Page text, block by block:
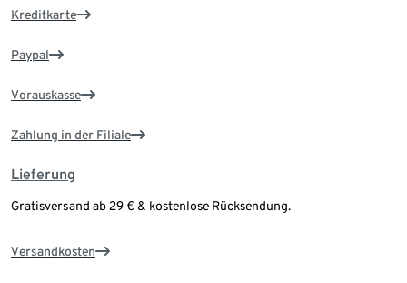
Kreditkarte
Paypal
Vorauskasse
Zahlung in der Filiale
Lieferung
Gratisversand ab 29 € & kostenlose Rücksendung.
Versandkosten